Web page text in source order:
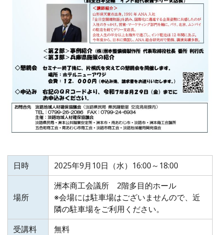
日時 2025年9月10日（水）16:00～18:00
場所
洲本商工会議所 2階多目的ホール
※会場には駐車場はございませんので、近
隣の駐車場をご利用ください。
受講料
無料